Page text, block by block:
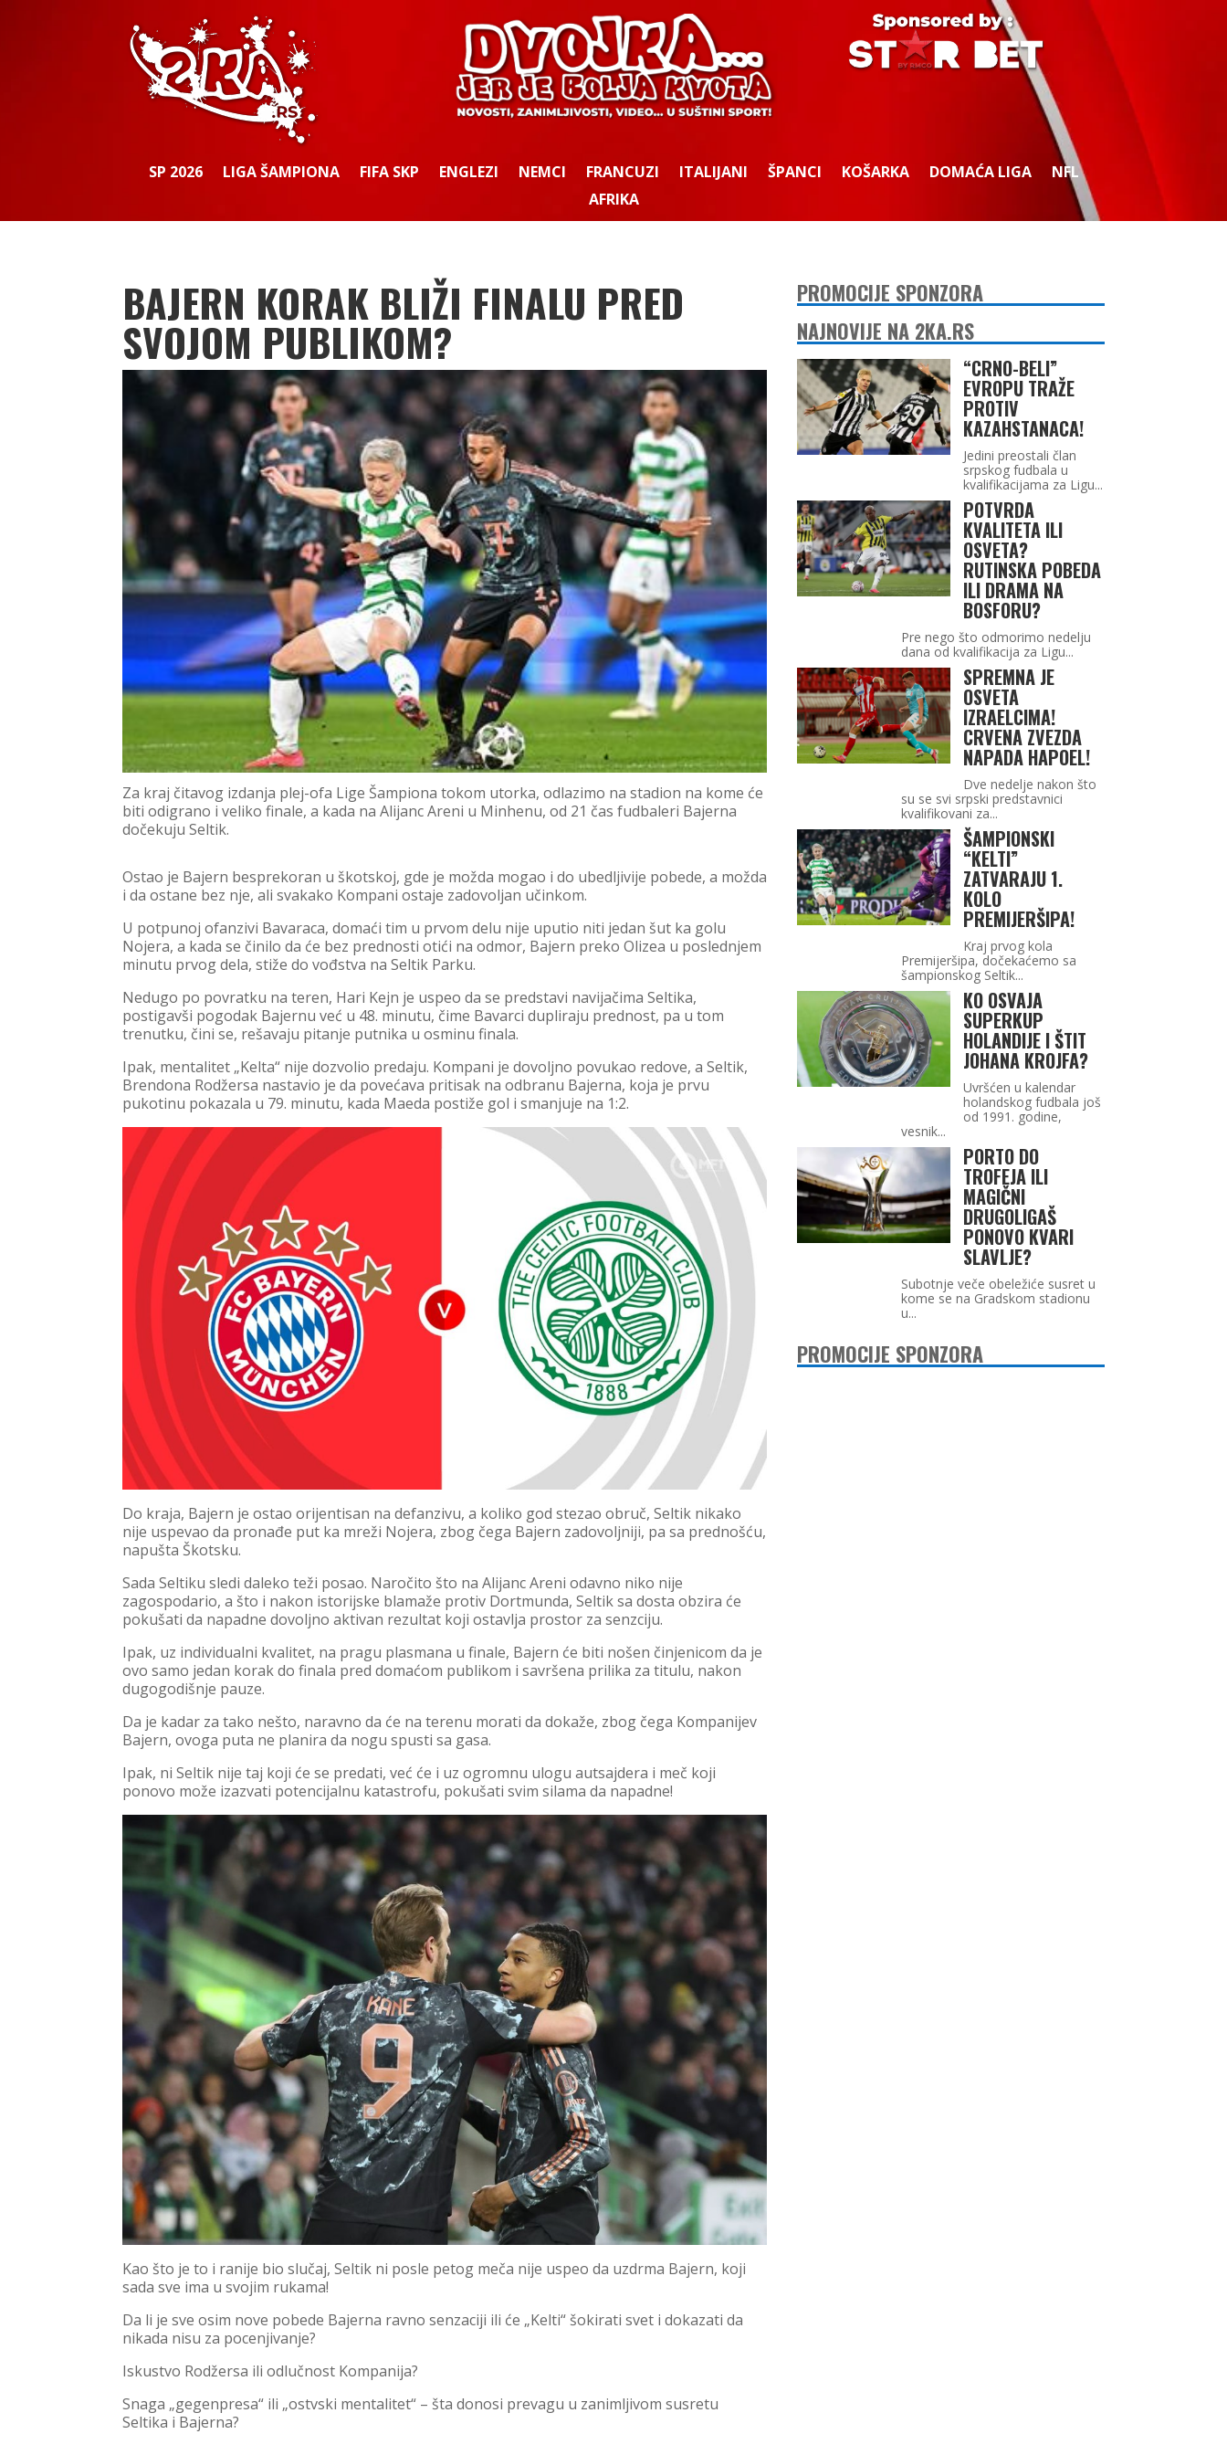
SP 2026 LIGA ŠAMPIONA FIFA SKP ENGLEZI NEMCI FRANCUZI ITALIJANI ŠPANCI KOŠARKA DOMAĆA LIGA
NFL
AFRIKA
BAJERN KORAK BLIŽI FINALU PRED
SVOJOM PUBLIKOM?
Za kraj čitavog izdanja plej-ofa Lige Šampiona tokom utorka, odlazimo na stadion na kome će
biti odigrano i veliko finale, a kada na Alijanc Areni u Minhenu, od 21 čas fudbaleri Bajerna
dočekuju Seltik.
Ostao je Bajern besprekoran u škotskoj, gde je možda mogao i do ubedljivije pobede, a možda
i da ostane bez nje, ali svakako Kompani ostaje zadovoljan učinkom.
U potpunoj ofanzivi Bavaraca, domaći tim u prvom delu nije uputio niti jedan šut ka golu
Nojera, a kada se činilo da će bez prednosti otići na odmor, Bajern preko Olizea u poslednjem
minutu prvog dela, stiže do vođstva na Seltik Parku.
Nedugo po povratku na teren, Hari Kejn je uspeo da se predstavi navijačima Seltika,
postigavši pogodak Bajernu već u 48. minutu, čime Bavarci dupliraju prednost, pa u tom
trenutku, čini se, rešavaju pitanje putnika u osminu finala.
Ipak, mentalitet „Kelta“ nije dozvolio predaju. Kompani je dovoljno povukao redove, a Seltik,
Brendona Rodžersa nastavio je da povećava pritisak na odbranu Bajerna, koja je prvu
pukotinu pokazala u 79. minutu, kada Maeda postiže gol i smanjuje na 1:2.
Do kraja, Bajern je ostao orijentisan na defanzivu, a koliko god stezao obruč, Seltik nikako
nije uspevao da pronađe put ka mreži Nojera, zbog čega Bajern zadovoljniji, pa sa prednošću,
napušta Škotsku.
Sada Seltiku sledi daleko teži posao. Naročito što na Alijanc Areni odavno niko nije
zagospodario, a što i nakon istorijske blamaže protiv Dortmunda, Seltik sa dosta obzira će
pokušati da napadne dovoljno aktivan rezultat koji ostavlja prostor za senzciju.
Ipak, uz individualni kvalitet, na pragu plasmana u finale, Bajern će biti nošen činjenicom da je
ovo samo jedan korak do finala pred domaćom publikom i savršena prilika za titulu, nakon
dugogodišnje pauze.
Da je kadar za tako nešto, naravno da će na terenu morati da dokaže, zbog čega Kompanijev
Bajern, ovoga puta ne planira da nogu spusti sa gasa.
Ipak, ni Seltik nije taj koji će se predati, već će i uz ogromnu ulogu autsajdera i meč koji
ponovo može izazvati potencijalnu katastrofu, pokušati svim silama da napadne!
Kao što je to i ranije bio slučaj, Seltik ni posle petog meča nije uspeo da uzdrma Bajern, koji
sada sve ima u svojim rukama!
Da li je sve osim nove pobede Bajerna ravno senzaciji ili će „Kelti“ šokirati svet i dokazati da
nikada nisu za pocenjivanje?
Iskustvo Rodžersa ili odlučnost Kompanija?
Snaga „gegenpresa“ ili „ostvski mentalitet“ – šta donosi prevagu u zanimljivom susretu
Seltika i Bajerna?
PROMOCIJE SPONZORA
NAJNOVIJE NA 2KA.RS
“CRNO-BELI”
EVROPU TRAŽE
PROTIV
KAZAHSTANACA!
Jedini preostali član
srpskog fudbala u
kvalifikacijama za Ligu...
POTVRDA
KVALITETA ILI
OSVETA?
RUTINSKA POBEDA
ILI DRAMA NA
BOSFORU?
Pre nego što odmorimo nedelju
dana od kvalifikacija za Ligu...
SPREMNA JE
OSVETA
IZRAELCIMA!
CRVENA ZVEZDA
NAPADA HAPOEL!
Dve nedelje nakon što
su se svi srpski predstavnici
kvalifikovani za...
ŠAMPIONSKI
“KELTI”
ZATVARAJU 1.
KOLO
PREMIJERŠIPA!
Kraj prvog kola
Premijeršipa, dočekaćemo sa
šampionskog Seltik...
KO OSVAJA
SUPERKUP
HOLANDIJE I ŠTIT
JOHANA KROJFA?
Uvršćen u kalendar
holandskog fudbala još
od 1991. godine,
vesnik...
PORTO DO
TROFEJA ILI
MAGIČNI
DRUGOLIGAŠ
PONOVO KVARI
SLAVLJE?
Subotnje veče obeležiće susret u
kome se na Gradskom stadionu
u...
PROMOCIJE SPONZORA